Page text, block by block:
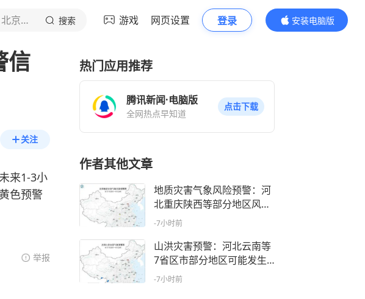
北京青年报官网 搜索 游戏 网页设置 登录
安装电脑版
内容更精彩
信
关注
来1-3小
色预警
举报
热门应用推荐
腾讯新闻·电脑版
全网热点早知道
点击下载
作者其他文章
地质灾害气象风险预警：河
北重庆陕西等部分地区风险
较高
-7小时前
山洪灾害预警：河北云南等
7省区市部分地区可能发生
山洪灾害
-7小时前